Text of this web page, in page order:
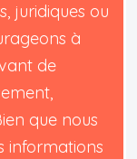
juridiques ou
à
de
que nous
informations